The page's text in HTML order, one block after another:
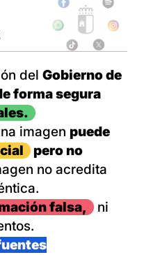
del Gobierno de
forma segura
imagen puede
pero no
no acredita
falsa,
ni